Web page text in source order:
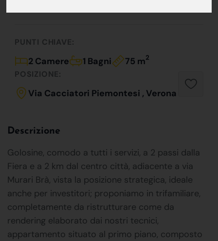
PUNTI CHIAVE:
2 Camere 1 Bagni 75 m2
POSIZIONE:
Via Cacciatori Piemontesi , Verona
Descrizione
Golosine, comodo a tutti i servizi, a 2 passi dalla
Fiera e a 2 km dal centro città, adiacente a via
Murari Brà, vista la posizione strategica, ideale
anche per investitori; proponiamo in trifamiliare,
completamente da ristrutturare come da
rendering elaborato dai nostri tecnici,
appartamento situato al primo piano, composto